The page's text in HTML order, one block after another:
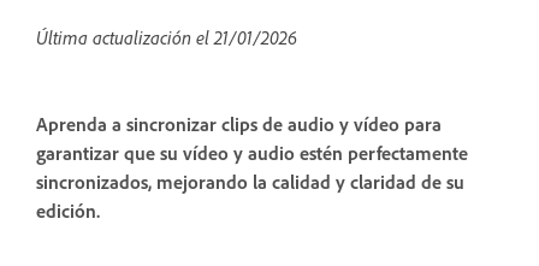
Última actualización el21/01/2026
Aprenda a sincronizar clips de audio y vídeo para
garantizar que su vídeo y audio estén perfectamente
sincronizados, mejorando la calidad y claridad de su
edición.